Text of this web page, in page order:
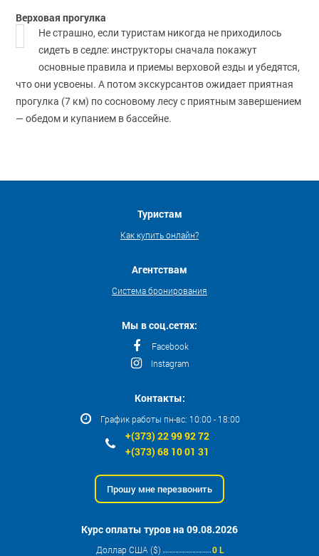
Верховая прогулка
Не страшно, если туристам никогда не приходилось
сидеть в седле: инструкторы сначала покажут
основные правила и приемы верховой езды и убедятся,
что они усвоены. А потом экскурсантов ожидает приятная
прогулка (7 км) по сосновому лесу с приятным завершением
— обедом и купанием в бассейне.
Туристам
Как купить онлайн?
Агентствам
Система бронирования
Мы в соц.сетях:
Facebook
Instagram
Контакты:
График работы пн-вс: 10:00 - 18:00
+(373) 22 99 92 72
+(373) 68 10 01 31
Прошу мне перезвонить
Курс оплаты туров на 09.08.2026
Доллар США ($)
0 L